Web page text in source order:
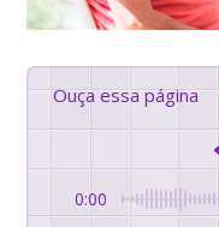
Ouça essa página
0:00